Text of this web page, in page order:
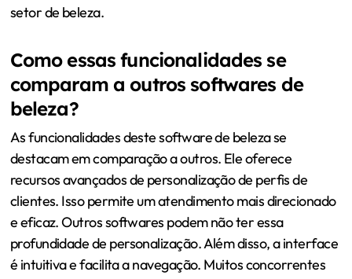
setor de beleza.
Como essas funcionalidades se
comparam a outros softwares de
beleza?
As funcionalidades deste software de beleza se
destacam em comparação a outros. Ele oferece
recursos avançados de personalização de perfis de
clientes. Isso permite um atendimento mais direcionado
e eficaz. Outros softwares podem não ter essa
profundidade de personalização. Além disso, a interface
é intuitiva e facilita a navegação. Muitos concorrentes